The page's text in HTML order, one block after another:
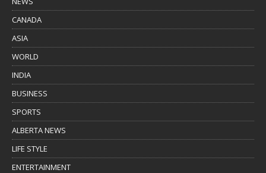
CANADA
ASIA
WORLD
INDIA
BUSINESS
SPORTS
ALBERTA NEWS
LIFE STYLE
ENTERTAINMENT